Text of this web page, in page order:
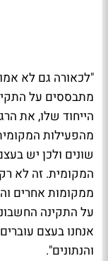
"לכאורה גם לא
מתבססים על
הייחוד שלו, את
מהפעילות
שונים ולכן יש
המקומית. זה לא
ממקומות אחרים
על התקינה
אנחנו בעצם
והנתונים".